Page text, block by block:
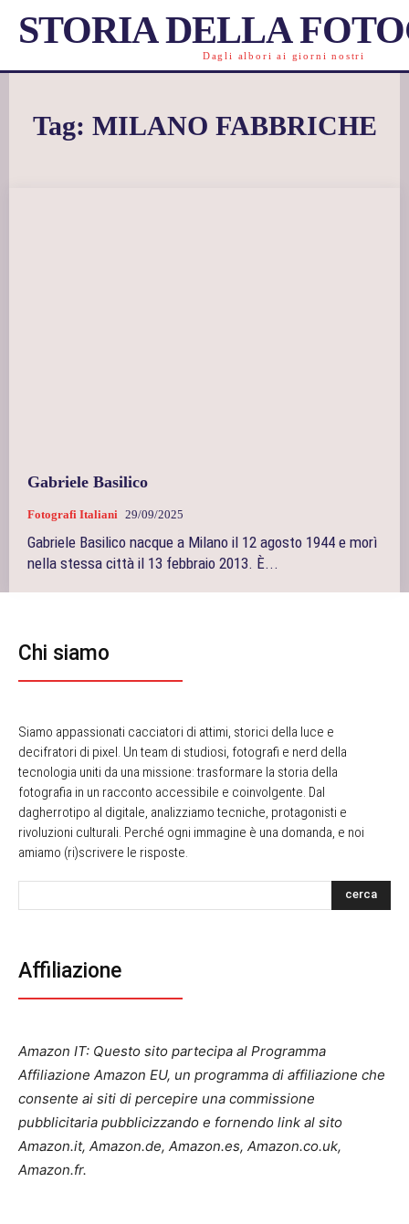
STORIA DELLA
Dagli albori ai giorni nostri
Tag: MILANO FABBRICHE
Gabriele Basilico
Fotografi Italiani 29/09/2025
Gabriele Basilico nacque a Milano il 12 agosto 1944 e morì
nella stessa città il 13 febbraio 2013. È...
Chi siamo
Siamo appassionati cacciatori di attimi, storici della luce e
decifratori di pixel. Un team di studiosi, fotografi e nerd della
tecnologia uniti da una missione: trasformare la storia della
fotografia in un racconto accessibile e coinvolgente. Dal
dagherrotipo al digitale, analizziamo tecniche, protagonisti e
rivoluzioni culturali. Perché ogni immagine è una domanda, e noi
amiamo (ri)scrivere le risposte.
cerca
Affiliazione
Amazon IT: Questo sito partecipa al Programma
Affiliazione Amazon EU, un programma di affiliazione che
consente ai siti di percepire una commissione
pubblicitaria pubblicizzando e fornendo link al sito
Amazon.it, Amazon.de, Amazon.es, Amazon.co.uk,
Amazon.fr.